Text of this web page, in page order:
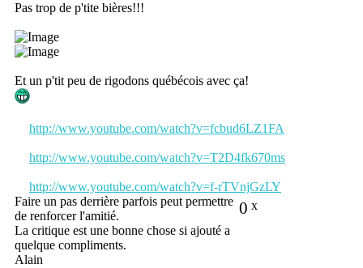
Pas trop de p'tite bières!!!
Et un p'tit peu de rigodons québécois avec ça!
http://www.youtube.com/watch?v=fcbud6LZ1FA
http://www.youtube.com/watch?v=T2D4fk670ms
http://www.youtube.com/watch?v=f-rTVnjGzLY
0 x
Faire un pas derrière parfois peut permettre
de renforcer l'amitié.
La critique est une bonne chose si ajouté a
quelque compliments.
Alain